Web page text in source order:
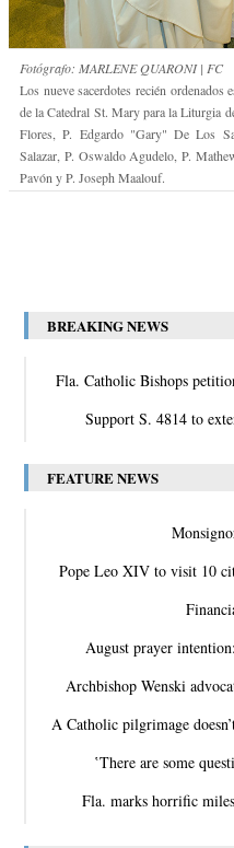
Fotógrafo: MARLENE QUARONI | FC
Los nueve sacerdotes recién ordenados
de la Catedral St. Mary para la Liturgia
Flores, P. Edgardo "Gary" De Los
Salazar, P. Oswaldo Agudelo, P.
Pavón y P. Joseph Maalouf.
BREAKING NEWS
Fla. Catholic Bishops
Support S. 4814 to
FEATURE NEWS
Pope Leo XIV to visit 10
August prayer
Archbishop Wenski
A Catholic pilgrimage
‛There are some
Fla. marks horrific